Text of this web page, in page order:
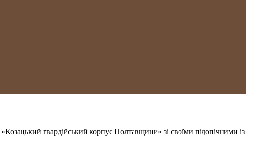
«Козацький гвардійський корпус Полтавщини» зі своїми підопічними із